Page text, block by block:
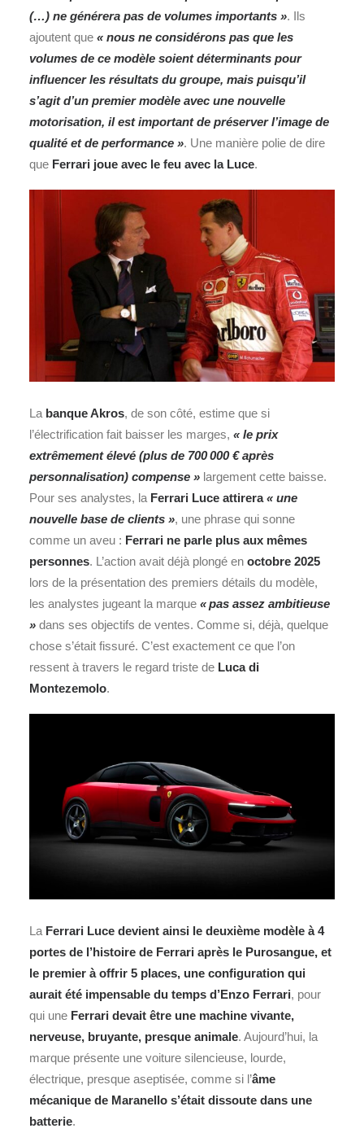
(…) ne générera pas de volumes importants ». Ils
ajoutent que « nous ne considérons pas que les
volumes de ce modèle soient déterminants pour
influencer les résultats du groupe, mais puisqu’il
s’agit d’un premier modèle avec une nouvelle
motorisation, il est important de préserver l’image de
qualité et de performance ». Une manière polie de dire
que Ferrari joue avec le feu avec la Luce.
La banque Akros, de son côté, estime que si
l’électrification fait baisser les marges, « le prix
extrêmement élevé (plus de 700 000 € après
personnalisation) compense » largement cette baisse.
Pour ses analystes, la Ferrari Luce attirera« une
nouvelle base de clients », une phrase qui sonne
comme un aveu : Ferrari ne parle plus aux mêmes
personnes. L’action avait déjà plongé en octobre 2025
lors de la présentation des premiers détails du modèle,
les analystes jugeant la marque « pas assez ambitieuse
» dans ses objectifs de ventes. Comme si, déjà, quelque
chose s’était fissuré. C’est exactement ce que l’on
ressent à travers le regard triste de Luca di
Montezemolo.
La Ferrari Luce devient ainsi le deuxième modèle à 4
portes de l’histoire de Ferrari après le Purosangue, et
le premier à offrir 5 places, une configuration qui
aurait été impensable du temps d’Enzo Ferrari, pour
qui une Ferrari devait être une machine vivante,
nerveuse, bruyante, presque animale. Aujourd’hui, la
marque présente une voiture silencieuse, lourde,
électrique, presque aseptisée, comme si l’âme
mécanique de Maranello s’était dissoute dans une
batterie.